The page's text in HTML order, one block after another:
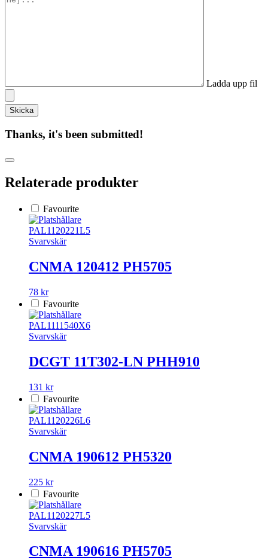
Ladda upp fil
Thanks, it's been submitted!
Relaterade produkter
Favourite
PAL1120221L5
Svarvskär
CNMA 120412 PH5705
78 kr
Favourite
PAL1111540X6
Svarvskär
DCGT 11T302-LN PHH910
131 kr
Favourite
PAL1120226L6
Svarvskär
CNMA 190612 PH5320
225 kr
Favourite
PAL1120227L5
Svarvskär
CNMA 190616 PH5705